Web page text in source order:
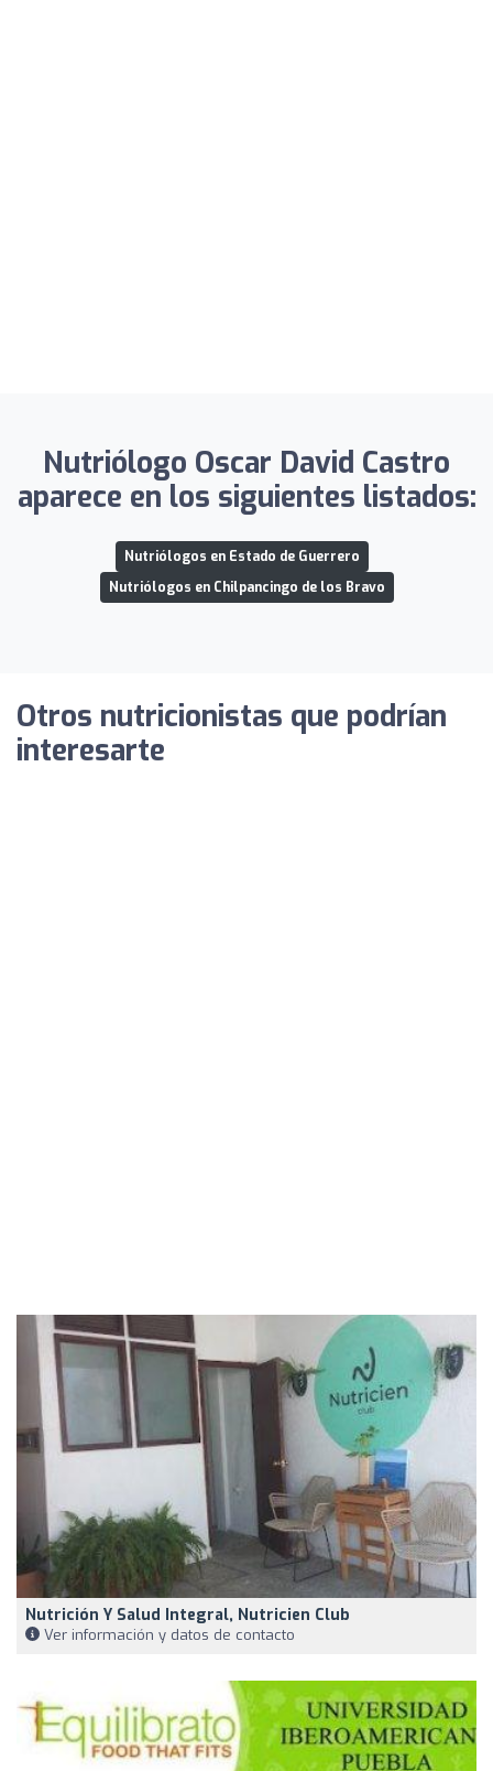
Nutriólogo Oscar David Castro
aparece en los siguientes listados:
Nutriólogos en Estado de Guerrero
Nutriólogos en Chilpancingo de los Bravo
Otros nutricionistas que podrían
interesarte
Nutrición Y Salud Integral, Nutricien Club
Ver información y datos de contacto